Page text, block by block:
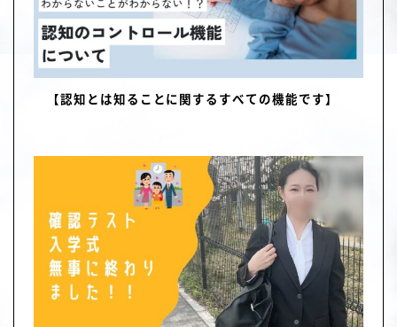
【認知とは知ることに関するすべての機能です】